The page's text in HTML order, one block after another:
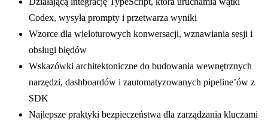
Codex, wysyła prompty i przetwarza wyniki
Wzorce dla wieloturowych konwersacji, wznawiania sesji i
obsługi błędów
Wskazówki architektoniczne do budowania wewnętrznych
narzędzi, dashboardów i zautomatyzowanych pipeline’ów z
SDK
Najlepsze praktyki bezpieczeństwa dla zarządzania kluczami